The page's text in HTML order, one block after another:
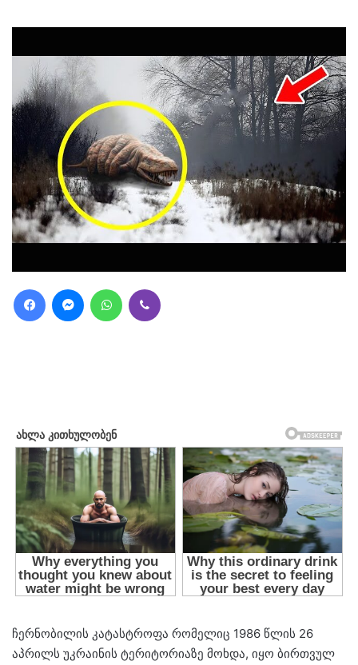
FacebookMessengerWhatsApp
ჩერნობილის კატასტროფა რომელიც 1986 წლის 26
აპრილს უკრაინის ტერიტორიაზე მოხდა, იყო ბირთვულ